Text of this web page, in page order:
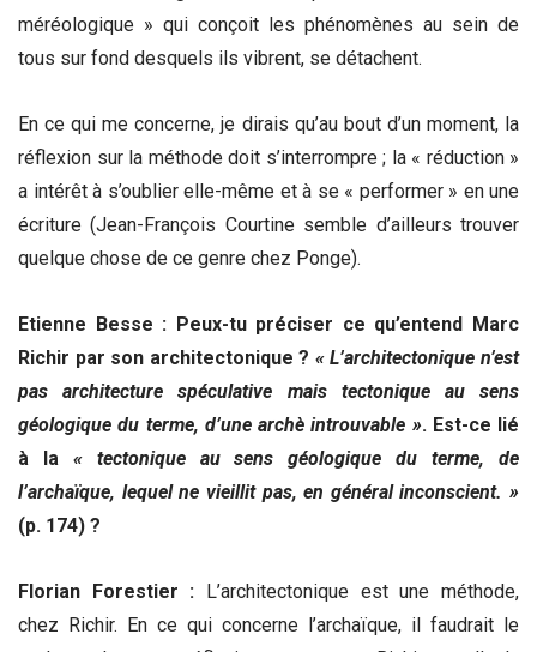
méréologique » qui conçoit les phénomènes au sein de
tous sur fond desquels ils vibrent, se détachent.
En ce qui me concerne, je dirais qu’au bout d’un moment, la
réflexion sur la méthode doit s’interrompre ; la « réduction »
a intérêt à s’oublier elle-même et à se « performer » en une
écriture (Jean-François Courtine semble d’ailleurs trouver
quelque chose de ce genre chez Ponge).
Etienne Besse : Peux-tu préciser ce qu’entend Marc
Richir par son architectonique ? « L’architectonique n’est
pas architecture spéculative mais tectonique au sens
géologique du terme, d’une archè introuvable ». Est-ce lié
à la « tectonique au sens géologique du terme, de
l’archaïque, lequel ne vieillit pas, en général inconscient. »
(p. 174) ?
Florian Forestier : L’architectonique est une méthode,
chez Richir. En ce qui concerne l’archaïque, il faudrait le